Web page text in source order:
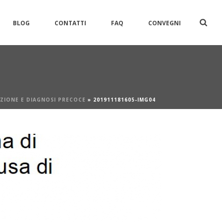
BLOG CONTATTI FAQ CONVEGNI
E DIAGNOSI PRECOCE » 201911181605-IMG04